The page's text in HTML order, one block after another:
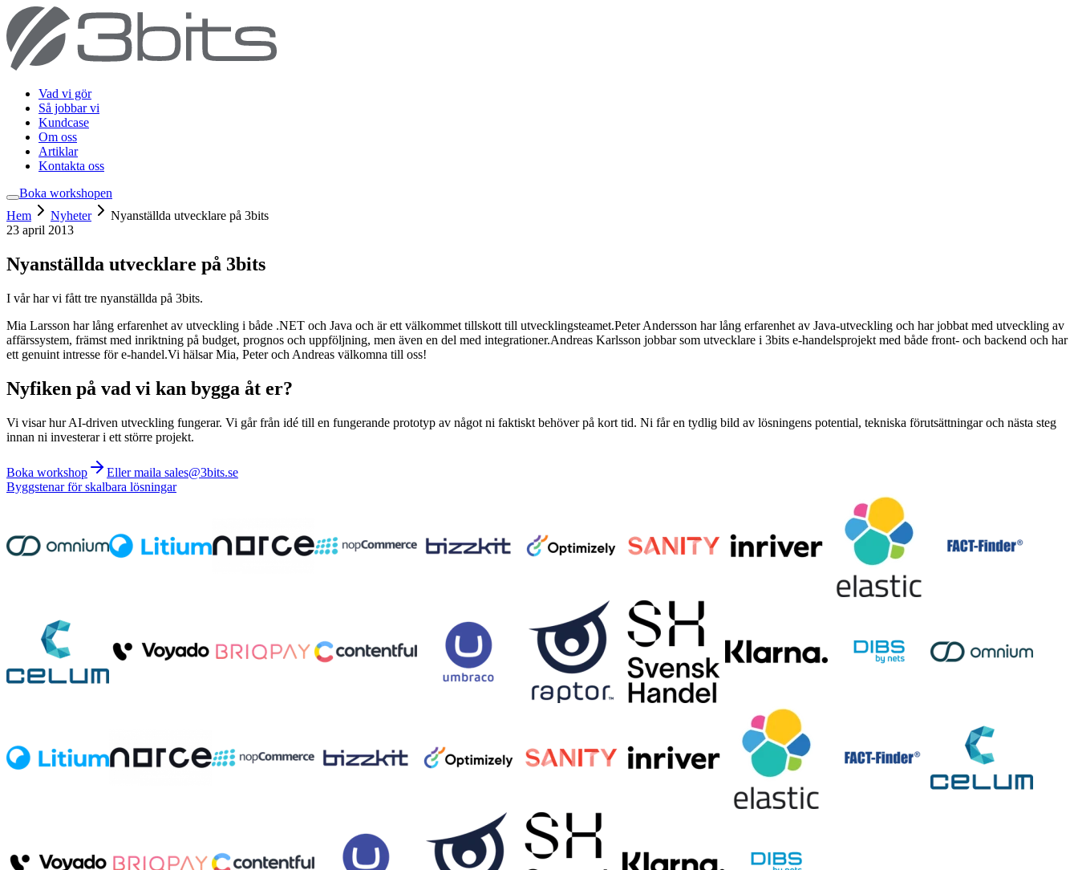
Vad vi gör
Så jobbar vi
Kundcase
Om oss
Artiklar
Kontakta oss
Boka workshopen
Hem
Nyheter
Nyanställda utvecklare på 3bits
23 april 2013
Nyanställda utvecklare på 3bits
I vår har vi fått tre nyanställda på 3bits.
Mia Larsson har lång erfarenhet av utveckling i både .NET och Java och är ett välkommet tillskott till utvecklingsteamet.Peter Andersson har lång erfarenhet av Java-utveckling och har jobbat med utveckling av
affärssystem, främst med inriktning på budget, prognos och uppföljning, men även en del med integrationer.Andreas Karlsson jobbar som utvecklare i 3bits e-handelsprojekt med både front- och backend och har
ett genuint intresse för e-handel.Vi hälsar Mia, Peter och Andreas välkomna till oss!
Nyfiken på vad vi kan bygga åt er?
Vi visar hur AI-driven utveckling fungerar. Vi går från idé till en fungerande prototyp av något ni faktiskt behöver på kort tid. Ni får en tydlig bild av lösningens potential, tekniska förutsättningar och nästa steg
innan ni investerar i ett större projekt.
Boka workshop
Eller maila sales@3bits.se
Byggstenar för skalbara lösningar